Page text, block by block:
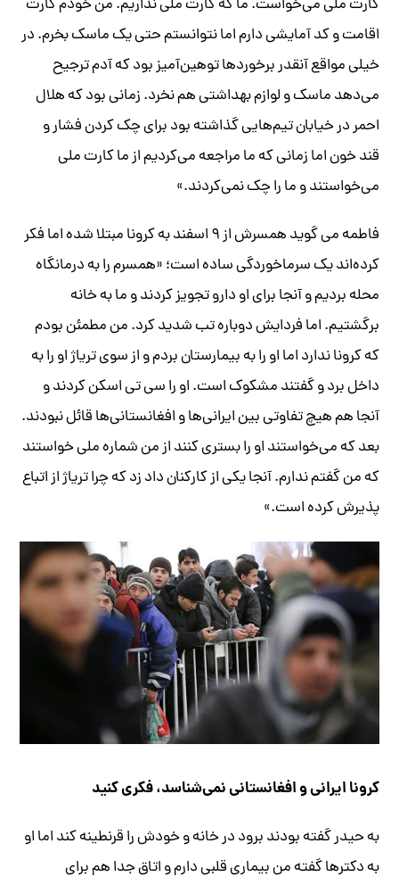
کارت ملی می‌خواست. ما که کارت ملی نداریم. من خودم کارت
اقامت و کد آمایشی دارم اما نتوانستم حتی یک ماسک بخرم. در
خیلی مواقع آنقدر برخوردها توهین‌آمیز بود که آدم ترجیح
می‌دهد ماسک و لوازم بهداشتی هم نخرد. زمانی بود که هلال
احمر در خیابان تیم‌هایی گذاشته بود برای چک کردن فشار و
قند خون اما زمانی که ما مراجعه می‌کردیم از ما کارت ملی
می‌خواستند و ما را چک نمی‌کردند.»
فاطمه می گوید همسرش از ۹ اسفند به کرونا مبتلا شده اما فکر
کرده‌اند یک سرماخوردگی ساده است؛ «همسرم را به درمانگاه
محله بردیم و آنجا برای او دارو تجویز کردند و ما به خانه
برگشتیم. اما فردایش دوباره تب شدید کرد. من مطمئن بودم
که کرونا ندارد اما او را به بیمارستان بردم و از سوی تریاژ او را به
داخل برد و گفتند مشکوک است. او را سی تی اسکن کردند و
آنجا هم هیچ تفاوتی بین ایرانی‌ها و افغانستانی‌ها قائل نبودند.
بعد که می‌خواستند او را بستری کنند از من شماره ملی خواستند
که من گفتم ندارم. آنجا یکی از کارکنان داد زد که چرا تریاژ از اتباع
پذیرش کرده است.»
کرونا ایرانی و افغانستانی نمی‌شناسد، فکری کنید
به حیدر گفته بودند برود در خانه و خودش را قرنطینه کند اما او
به دکترها گفته من بیماری قلبی دارم و اتاق جدا هم برای